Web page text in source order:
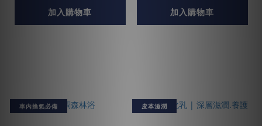
加入購物車 加入購物車
車內換氣必備 皮革滋潤